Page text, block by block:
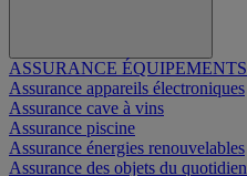
ASSURANCE ÉQUIPEMENTS
Assurance appareils électroniques
Assurance cave à vins
Assurance piscine
Assurance énergies renouvelables
Assurance des objets du quotidien